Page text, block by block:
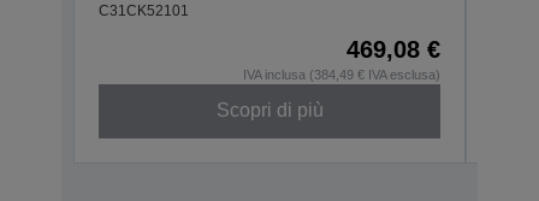
C31CK52101
469,08 €
IVA inclusa (384,49 € IVA esclusa)
Scopri di più